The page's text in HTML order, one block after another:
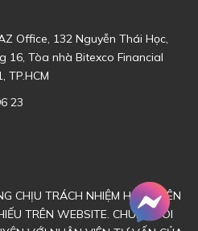
Office, 132 Nguyễn Thái Học,
16, Tòa nhà Bitexco Financial
TP.HCM
23
CHỊU TRÁCH NHIỆM HOẶC LIÊN
TRÊN WEBSITE. CHÚNG TÔI